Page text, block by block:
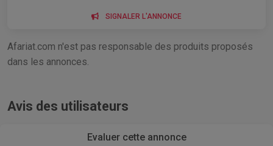
SIGNALER L'ANNONCE
Afariat.com n'est pas responsable des produits proposés
dans les annonces.
Avis des utilisateurs
Evaluer cette annonce